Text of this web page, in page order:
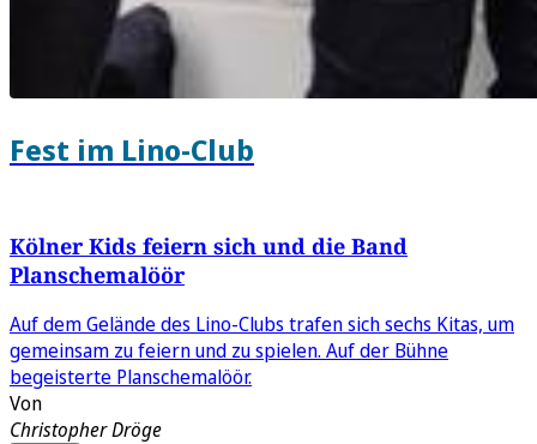
Fest im Lino-Club
Kölner Kids feiern sich und die Band
Planschemalöör
Auf dem Gelände des Lino-Clubs trafen sich sechs Kitas, um
gemeinsam zu feiern und zu spielen. Auf der Bühne
begeisterte Planschemalöör.
Von
Christopher Dröge